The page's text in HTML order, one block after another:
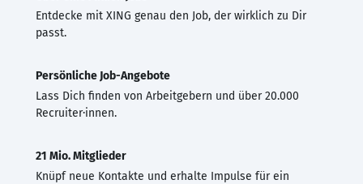
Entdecke mit XING genau den Job, der wirklich zu Dir
passt.
Persönliche Job-Angebote
Lass Dich finden von Arbeitgebern und über 20.000
Recruiter·innen.
21 Mio. Mitglieder
Knüpf neue Kontakte und erhalte Impulse für ein